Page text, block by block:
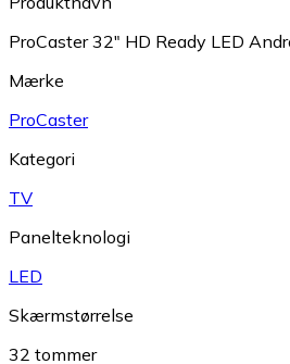
ProCaster 32" HD Ready LED
Mærke
ProCaster
Kategori
TV
Panelteknologi
LED
Skærmstørrelse
32 tommer